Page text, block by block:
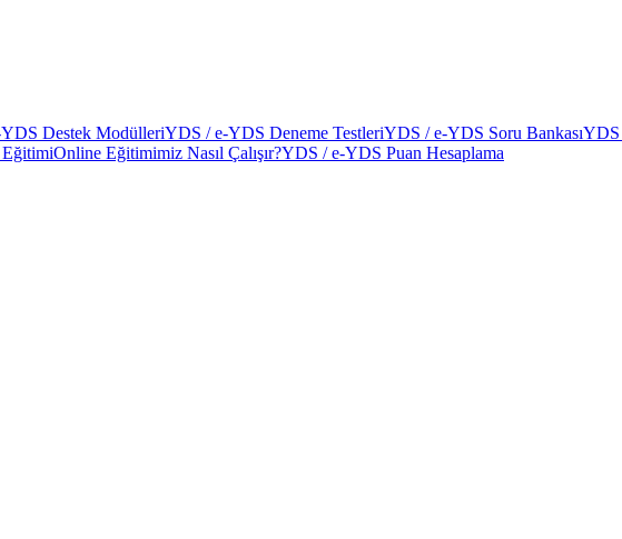
Destek ModülleriYDS / e-YDS Deneme TestleriYDS / e-YDS Soru BankasıYDS
Online Eğitimimiz Nasıl Çalışır?YDS / e-YDS Puan Hesaplama